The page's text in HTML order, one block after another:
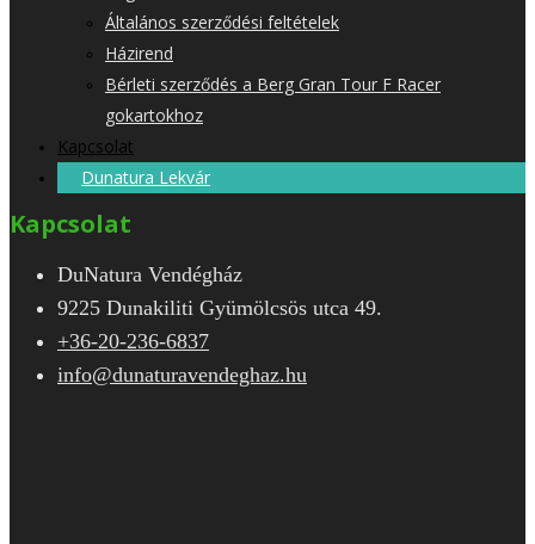
Általános szerződési feltételek
Házirend
Bérleti szerződés a Berg Gran Tour F Racer
gokartokhoz
Kapcsolat
Dunatura Lekvár
Kapcsolat
DuNatura Vendégház
9225 Dunakiliti Gyümölcsös utca 49.
+36-20-236-6837
info@dunaturavendeghaz.hu